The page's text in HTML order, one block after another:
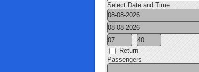
Select Date and Time
Return
Passengers